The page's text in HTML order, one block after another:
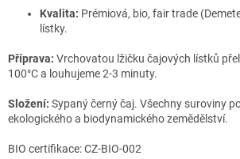
Kvalita: Prémiová, bio, fair trade
lístky.
Příprava: Vrchovatou lžičku čajových lístků
100°C a louhujeme 2-3 minuty.
Složení: Sypaný černý čaj. Všechny suroviny
ekologického a biodynamického zemědělství.
BIO certifikace: CZ-BIO-002